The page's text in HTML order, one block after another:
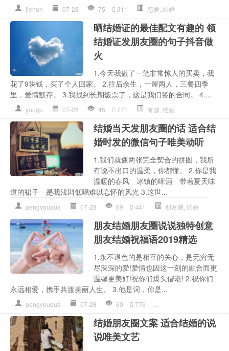
jiehun 07-28 75 311 恋爱 结婚
晒结婚证的最佳配文有趣的 领
结婚证发朋友圈的句子抖音做
火
1.今天我做了一笔非常惊人的买卖，我
花了9块钱，买了个人回家。 2.往后余生，一屋两人，三餐四季
里，爱情默存。 3.我找到长期饭票了，这是我们签的合同。 4....
youqu 07-28 45 771 有趣 结婚
结婚当天发朋友圈的话 适合结
婚时发的微信句子唯美动听
1.我们就像两张完全契合的拼图，我所
有说不出口的温柔，你都懂。 2.你是我
温暖的春风 冰镇的啤酒 带着夏天味
道的裙子 是我浅斟低唱难以忘怀的风光 3.这世...
pengyouqua 07-28 69 441 朋友圈 结婚
朋友结婚朋友圈说说独特创意
朋友结婚祝福语2019精选
1.永不退色的是相互的关心，是无穷无
尽深深的爱!爱情也因这一刻的融合而更
温馨更美好!祝你们爆头偕老! 2.祝你们
永远相爱，携手共渡美丽人生。 3.他是词，你是...
pengyouqua 07-28 60 776
结婚朋友圈文案 适合结婚的说
说唯美文艺